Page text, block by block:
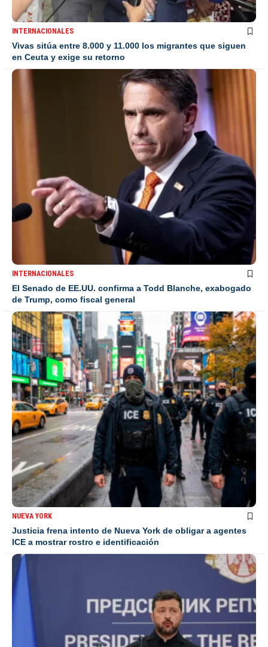
INTERNACIONALES
Vivas sitúa entre 8.000 y 11.000 los migrantes que siguen
en Ceuta y exige su retorno
INTERNACIONALES
El Senado de EE.UU. confirma a Todd Blanche, exabogado
de Trump, como fiscal general
NUEVA YORK
Justicia frena intento de Nueva York de obligar a agentes
ICE a mostrar rostro e identificación